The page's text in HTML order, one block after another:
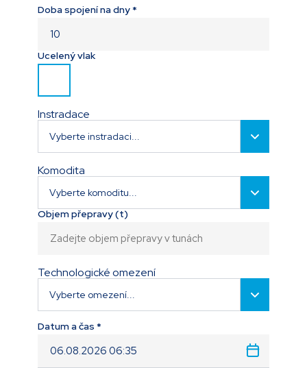
Doba spojení na dny *
Ucelený vlak
Instradace
Vyberte instradaci...
Komodita
Vyberte komoditu...
Objem přepravy (t)
Technologické omezení
Vyberte omezení...
Datum a čas *